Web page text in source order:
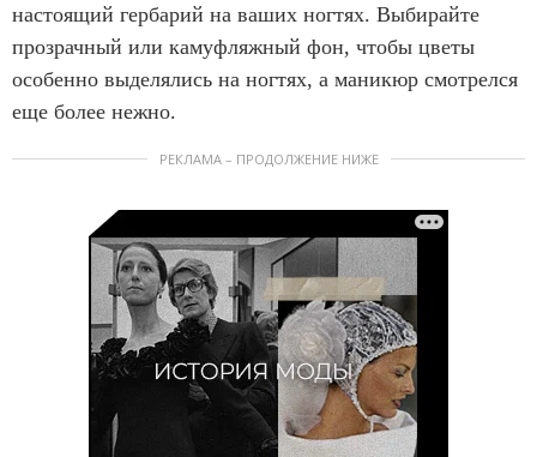
настоящий гербарий на ваших ногтях. Выбирайте
прозрачный или камуфляжный фон, чтобы цветы
особенно выделялись на ногтях, а маникюр смотрелся
еще более нежно.
РЕКЛАМА – ПРОДОЛЖЕНИЕ НИЖЕ